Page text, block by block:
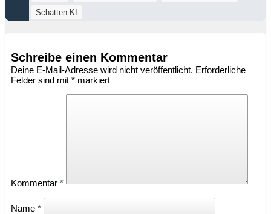
Schatten-KI
Schreibe einen Kommentar
Deine E-Mail-Adresse wird nicht veröffentlicht. Erforderliche
Felder sind mit * markiert
Kommentar *
Name *